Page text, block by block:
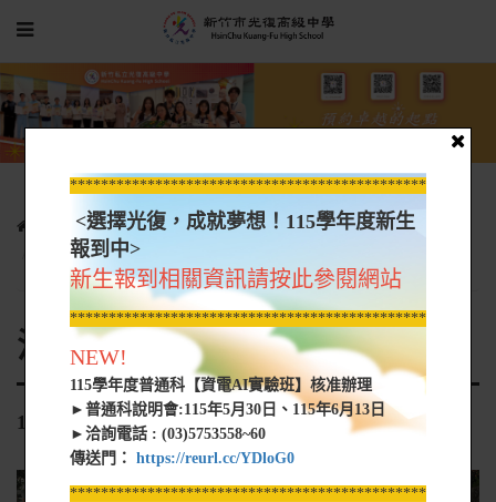
光復新聞 各科活動花絮
活動花絮-應用外語學群
106-1職場體驗-淡水106.11.09
活動花絮-應用外語學群
106-1職場體驗-淡水106.11.09
*****************************************************
<選擇光復，成就夢想！115學年度新生
報到中>
新生報到相關資訊請按此參閱網站
*****************************************************
NEW!
115學年度普通科【資電AI實驗班】核准辦理
►普通科說明會:115年5月30日、115年6月13日
►洽詢電話 : (03)5753558~60
傳送門： https://reurl.cc/YDloG0
*****************************************************